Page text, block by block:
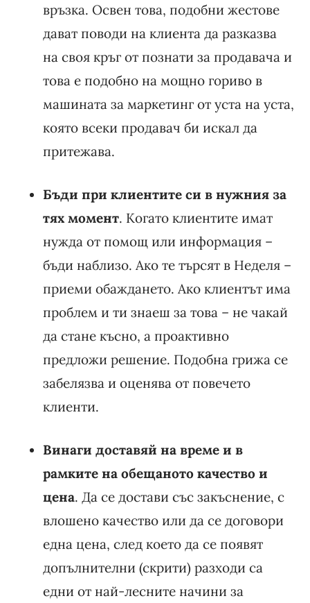
връзка. Освен това, подобни жестове
дават поводи на клиента да разказва
на своя кръг от познати за продавача и
това е подобно на мощно гориво в
машината за маркетинг от уста на уста,
която всеки продавач би искал да
притежава.
Бъди при клиентите си в нужния за
тях момент. Когато клиентите имат
нужда от помощ или информация –
бъди наблизо. Ако те търсят в Неделя –
приеми обаждането. Ако клиентът има
проблем и ти знаеш за това – не чакай
да стане късно, а проактивно
предложи решение. Подобна грижа се
забелязва и оценява от повечето
клиенти.
Винаги доставяй на време и в
рамките на обещаното качество и
цена. Да се достави със закъснение, с
влошено качество или да се договори
една цена, след което да се появят
допълнителни (скрити) разходи са
едни от най-лесните начини за